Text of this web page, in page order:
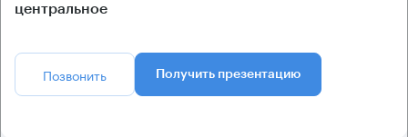
центральное
Позвонить Получить презентацию